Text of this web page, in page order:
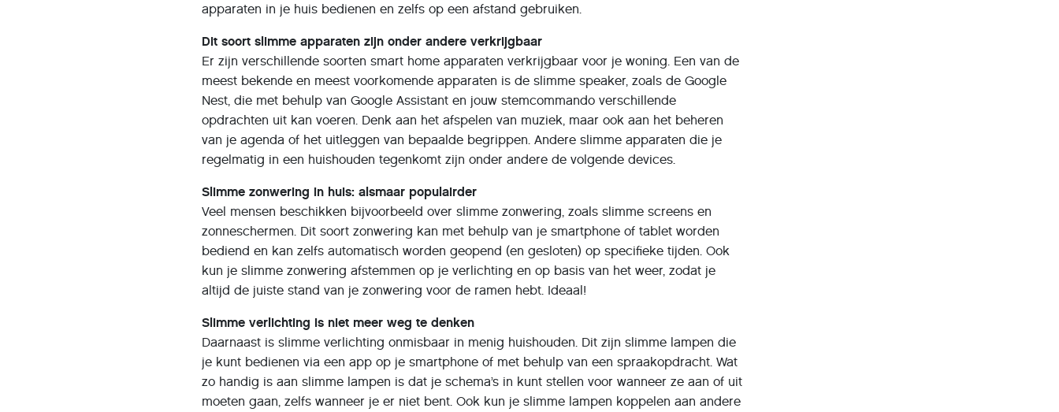
apparaten in je huis bedienen en zelfs op een afstand gebruiken.
Dit soort slimme apparaten zijn onder andere verkrijgbaar
Er zijn verschillende soorten smart home apparaten verkrijgbaar voor je woning. Een van de
meest bekende en meest voorkomende apparaten is de slimme speaker, zoals de Google
Nest, die met behulp van Google Assistant en jouw stemcommando verschillende
opdrachten uit kan voeren. Denk aan het afspelen van muziek, maar ook aan het beheren
van je agenda of het uitleggen van bepaalde begrippen. Andere slimme apparaten die je
regelmatig in een huishouden tegenkomt zijn onder andere de volgende devices.
Slimme zonwering in huis: alsmaar populairder
Veel mensen beschikken bijvoorbeeld over slimme zonwering, zoals slimme screens en
zonneschermen. Dit soort zonwering kan met behulp van je smartphone of tablet worden
bediend en kan zelfs automatisch worden geopend (en gesloten) op specifieke tijden. Ook
kun je slimme zonwering afstemmen op je verlichting en op basis van het weer, zodat je
altijd de juiste stand van je zonwering voor de ramen hebt. Ideaal!
Slimme verlichting is niet meer weg te denken
Daarnaast is slimme verlichting onmisbaar in menig huishouden. Dit zijn slimme lampen die
je kunt bedienen via een app op je smartphone of met behulp van een spraakopdracht. Wat
zo handig is aan slimme lampen is dat je schema’s in kunt stellen voor wanneer ze aan of uit
moeten gaan, zelfs wanneer je er niet bent. Ook kun je slimme lampen koppelen aan andere